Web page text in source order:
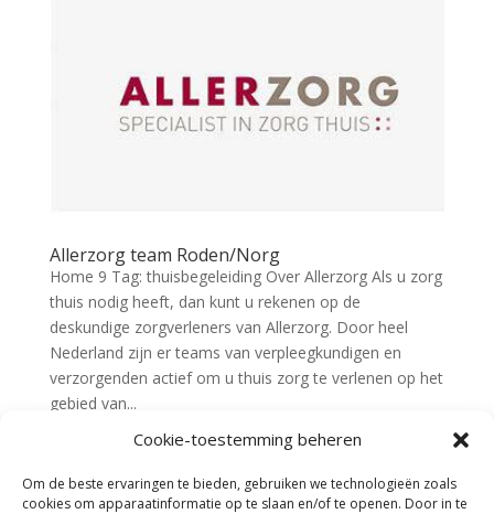
Cookie-toestemming beheren
Om de beste ervaringen te bieden, gebruiken we technologieën zoals
cookies om apparaatinformatie op te slaan en/of te openen. Door in te
Allerzorg team Roden/Norg
Home 9 Tag: thuisbegeleiding Over Allerzorg Als u zorg
thuis nodig heeft, dan kunt u rekenen op de
deskundige zorgverleners van Allerzorg. Door heel
Nederland zijn er teams van verpleegkundigen en
verzorgenden actief om u thuis zorg te verlenen op het
gebied van...